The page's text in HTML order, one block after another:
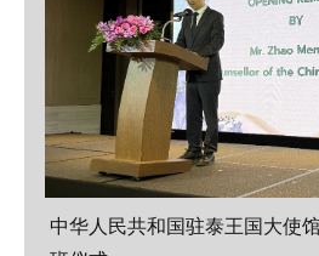
中华人民共和国驻泰王国大使